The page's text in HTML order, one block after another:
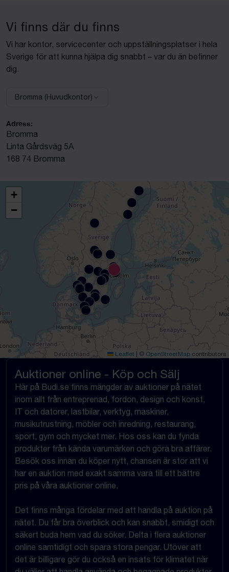
Vi finns där du finns
Vi har kontor, servicecenter och uppställningsplatser i hela
Sverige för att kunna hjälpa dig snabbt – var du än befinner
dig.
Välj anläggning:
Bromma (Huvudkontor)
Adress:
Bromma
Linta Gårdsväg 5A
168 74 Bromma
+
−
Leaflet © OpenStreetMap contributors
Auktioner online - Köp och Sälj
Här på Budi.se finns mängder av auktioner på nätet
inom allt från entreprenad, fordon, design och konst,
IT och datorer, lastbilar, verktyg, maskiner,
musikutrustning, möbler och inredning, restaurang,
sport, gym och mycket mer. Hos oss kan du fynda
produkter från kända varumärken och göra bra affärer.
Besök oss innan du köper nytt, chansen är stor att vi
har en auktion med exakt samma vara till ett bättre
pris på våra auktioner online.
Det finns många fördelar med att handla på auktion på
nätet. Du får bra överblick och kan snabbt, smidigt och
säkert buda hem vad du söker. Delta i flera auktioner
online samtidigt och spara stora pengar. Utöver att
det är billigare gör du också en insats för klimatet när